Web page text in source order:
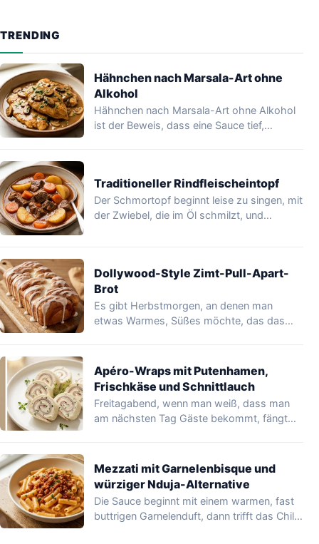
TRENDING
Hähnchen nach Marsala-Art ohne
Alkohol
Hähnchen nach Marsala-Art ohne Alkohol
ist der Beweis, dass eine Sauce tief,
Traditioneller Rindfleischeintopf
Der Schmortopf beginnt leise zu singen, mit
der Zwiebel, die im Öl schmilzt, und…
Dollywood-Style Zimt-Pull-Apart-
Brot
Es gibt Herbstmorgen, an denen man
etwas Warmes, Süßes möchte, das das
Apéro-Wraps mit Putenhamen,
Frischkäse und Schnittlauch
Freitagabend, wenn man weiß, dass man
am nächsten Tag Gäste bekommt, fängt
Mezzati mit Garnelenbisque und
würziger Nduja-Alternative
Die Sauce beginnt mit einem warmen, fast
buttrigen Garnelenduft, dann trifft das Chili